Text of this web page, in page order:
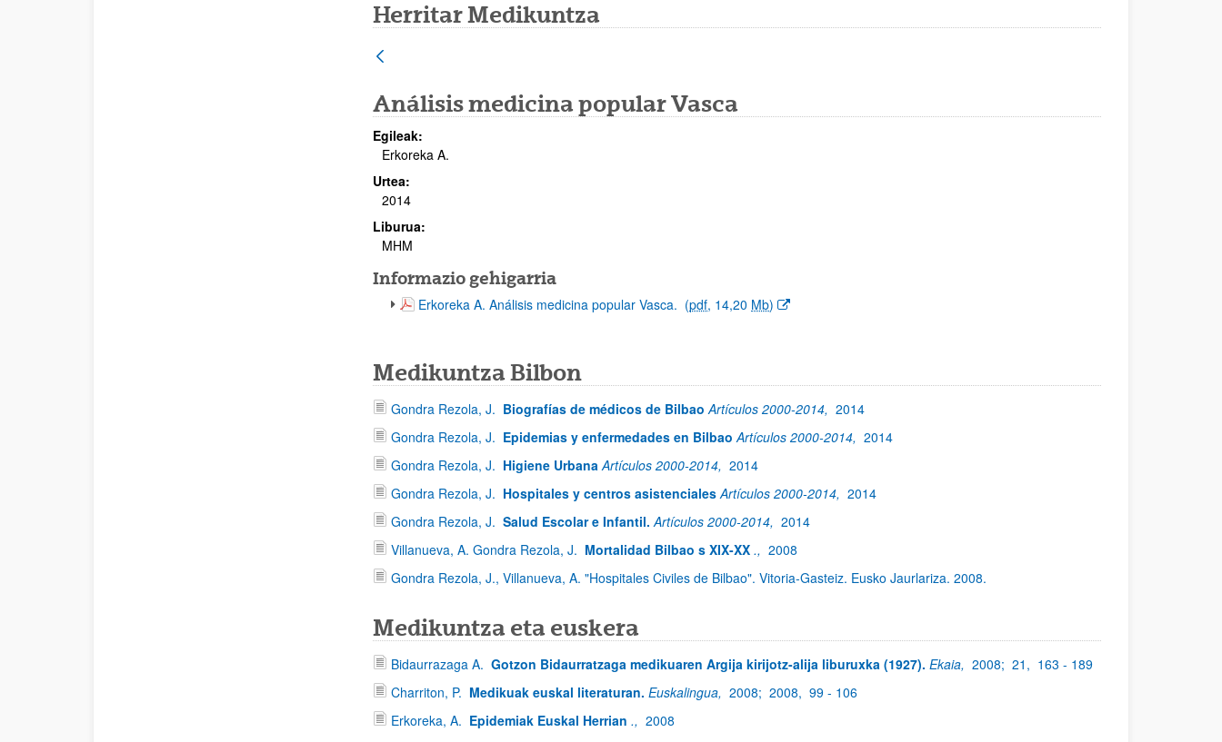
Herritar Medikuntza
Análisis medicina popular Vasca
Egileak:
Erkoreka A.
Urtea:
2014
Liburua:
MHM
Informazio gehigarria
(Beste leiho bat zabalduko du)
Erkoreka A. Análisis medicina popular Vasca. (pdf, 14,20 Mb)
Medikuntza Bilbon
Gondra Rezola, J. Biografías de médicos de Bilbao Artículos 2000-2014, 2014
Gondra Rezola, J. Epidemias y enfermedades en Bilbao Artículos 2000-2014, 2014
Gondra Rezola, J. Higiene Urbana Artículos 2000-2014, 2014
Gondra Rezola, J. Hospitales y centros asistenciales Artículos 2000-2014, 2014
Gondra Rezola, J. Salud Escolar e Infantil. Artículos 2000-2014, 2014
Villanueva, A. Gondra Rezola, J. Mortalidad Bilbao s XIX-XX ., 2008
Gondra Rezola, J., Villanueva, A. "Hospitales Civiles de Bilbao". Vitoria-Gasteiz. Eusko Jaurlariza. 2008.
Medikuntza eta euskera
Bidaurrazaga A. Gotzon Bidaurratzaga medikuaren Argija kirijotz-alija liburuxka (1927). Ekaia, 2008; 21, 163 - 189
Charriton, P. Medikuak euskal literaturan. Euskalingua, 2008; 2008, 99 - 106
Erkoreka, A. Epidemiak Euskal Herrian ., 2008